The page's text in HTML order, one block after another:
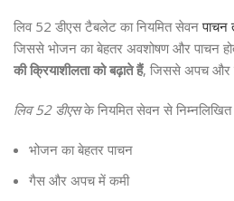
लिव 52 डीएस टैबलेट का नियमित सेवनपाचन
जिससे भोजन का बेहतर अवशोषण और पाचन
की क्रियाशीलता को बढ़ाते हैं, जिससे अपच और
लिव 52 डीएसके नियमित सेवन से निम्नलिखित
भोजन का बेहतर पाचन
गैस और अपच में कमी